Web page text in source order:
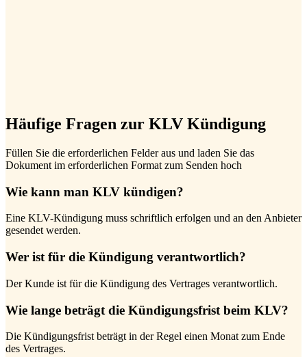
Häufige Fragen zur KLV Kündigung
Füllen Sie die erforderlichen Felder aus und laden Sie das
Dokument im erforderlichen Format zum Senden hoch
Wie kann man KLV kündigen?
Eine KLV-Kündigung muss schriftlich erfolgen und an den Anbieter
gesendet werden.
Wer ist für die Kündigung verantwortlich?
Der Kunde ist für die Kündigung des Vertrages verantwortlich.
Wie lange beträgt die Kündigungsfrist beim KLV?
Die Kündigungsfrist beträgt in der Regel einen Monat zum Ende
des Vertrages.